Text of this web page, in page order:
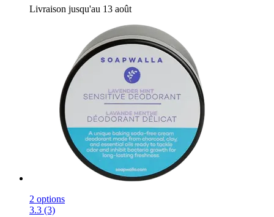
Livraison jusqu'au 13 août
2 options
3.3 (3)